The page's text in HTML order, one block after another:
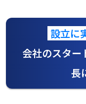
設立に
会社のスター
長